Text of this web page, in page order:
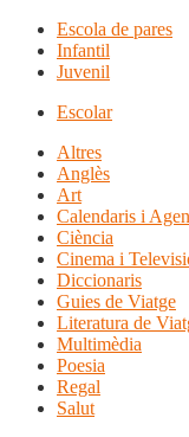
Escola de pares
Infantil
Juvenil
Escolar
Altres
Anglès
Art
Calendaris i
Ciència
Cinema i
Diccionaris
Guies de Viatge
Literatura de
Multimèdia
Poesia
Regal
Salut